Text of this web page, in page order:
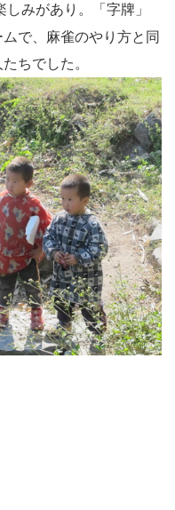
しみがあり。「字牌」
で、麻雀のやり方と同
ちでした。